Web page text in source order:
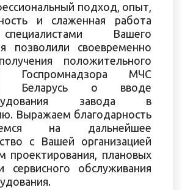
подход, опыт,
и слаженная работа
Вaшeгo
позволили своевременно
положительного
Госпромнадзора МЧС
Беларусь о вводе
завода в
Выражаем благодарность
на дальнейшее
с Вашей организацией
проектирования, плановых
сервисного обслуживания